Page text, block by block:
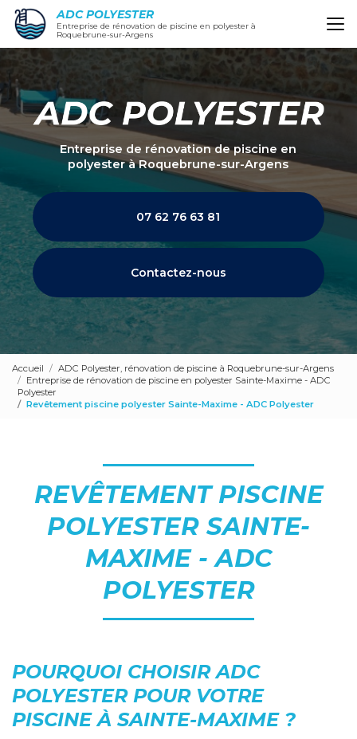
Aller
contenu
principal
ADC POLYESTER
Entreprise de rénovation de piscine en polyester à
Roquebrune-sur-Argens
Entreprise de rénovation de piscine en
polyesterà Roquebrune-sur-Argens
07 62 76 63 81
Contactez-nous
Accueil
ADC Polyester, rénovation de piscine à Roquebrune-sur-Argens
Entreprise de rénovation de piscine en polyester Sainte-Maxime - ADC
Polyester
Revêtement piscine polyester Sainte-Maxime - ADC Polyester
REVÊTEMENT PISCINE
POLYESTER SAINTE-
MAXIME - ADC
POLYESTER
POURQUOI CHOISIR ADC
POLYESTER POUR VOTRE
PISCINE À SAINTE-MAXIME ?